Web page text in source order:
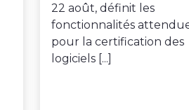
22 août, définit les
fonctionnalités
pour la certification des
logiciels [...]